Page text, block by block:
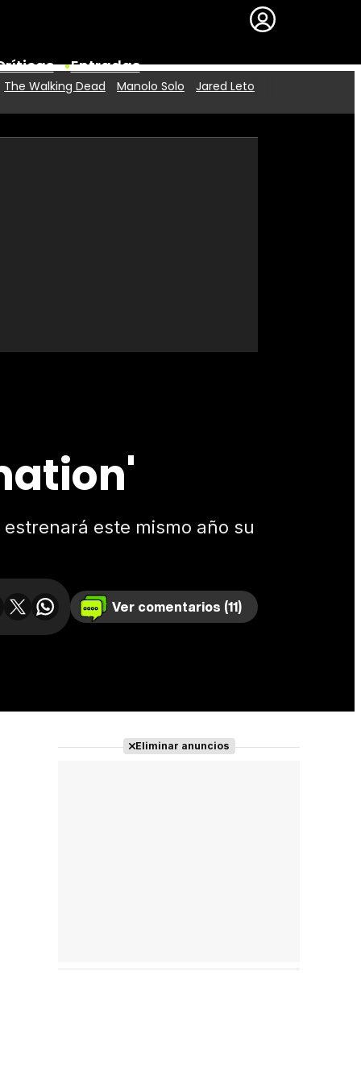
Entradas
Premios
The Walking Dead Manolo Solo Jared Leto
este mismo año su
Ver comentarios (11)
Eliminar anuncios